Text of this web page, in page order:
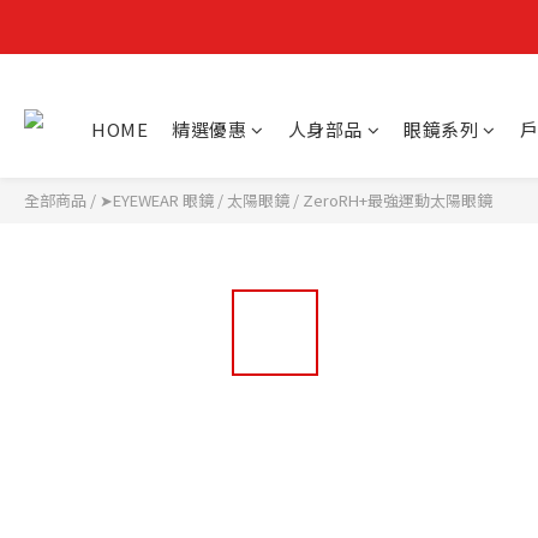
HOME 精選優惠 人身部品 眼鏡系列
全部商品 / ➤EYEWEAR 眼鏡 / 太陽眼鏡 / ZeroRH+最強運動太陽眼鏡